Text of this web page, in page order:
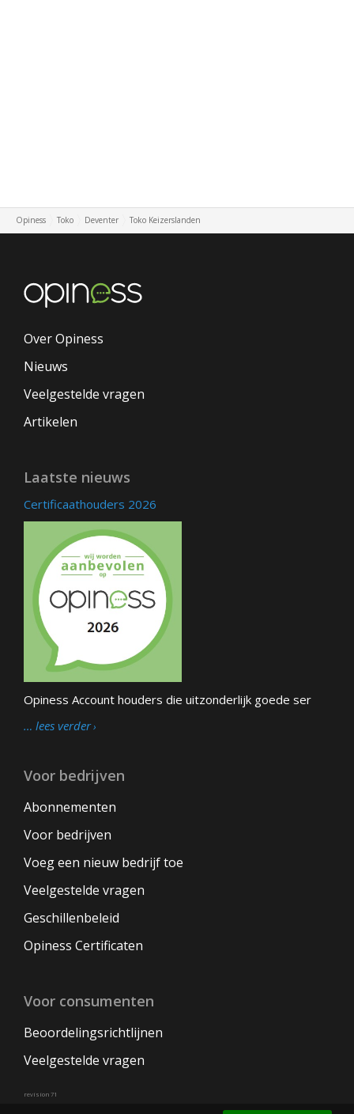
Opiness Toko Deventer Toko Keizerslanden
Over Opiness
Nieuws
Veelgestelde vragen
Artikelen
Laatste nieuws
Certificaathouders 2026
Opiness Account houders die uitzonderlijk goede ser
… lees verder
Voor bedrijven
Abonnementen
Voor bedrijven
Voeg een nieuw bedrijf toe
Veelgestelde vragen
Geschillenbeleid
Opiness Certificaten
Voor consumenten
Beoordelingsrichtlijnen
Veelgestelde vragen
revision 71